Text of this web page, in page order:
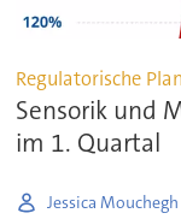
Regulatorische
Sensorik und
im 1. Quartal
Jessica Mouchegh